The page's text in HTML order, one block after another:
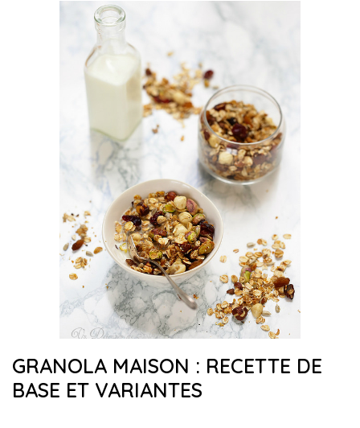
GRANOLA MAISON : RECETTE DE
BASE ET VARIANTES